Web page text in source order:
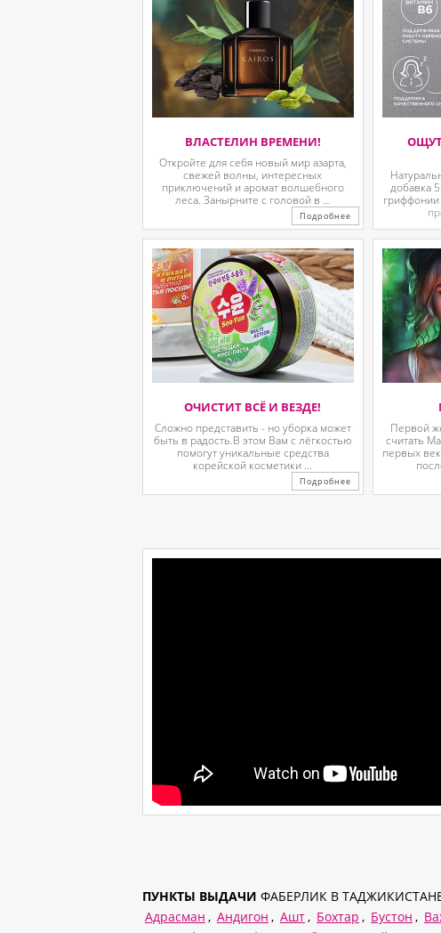
ВЛАСТЕЛИН ВРЕМЕНИ!
Откройте для себя новый мир азарта,
свежей волны, интересных
приключений и аромат волшебного
леса. Занырните с головой в ...
Подробнее
добавка
ОЧИСТИТ ВСЁ И ВЕЗДЕ!
Сложно представить - но уборка может
быть в радость.В этом Вам с лёгкостью
помогут уникальные средства
корейской косметики ...
Подробнее
Первой
считать
первых
ПУНКТЫ ВЫДАЧИ ФАБЕРЛИК В
Адрасман , Андигон , Ашт, Бохтар , Бустон ,